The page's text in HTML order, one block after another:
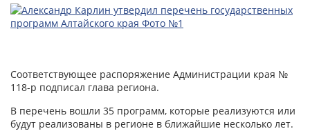
Соответствующее распоряжение Администрации края №
118-р подписал глава региона.
В перечень вошли 35 программ, которые реализуются или
будут реализованы в регионе в ближайшие несколько лет.